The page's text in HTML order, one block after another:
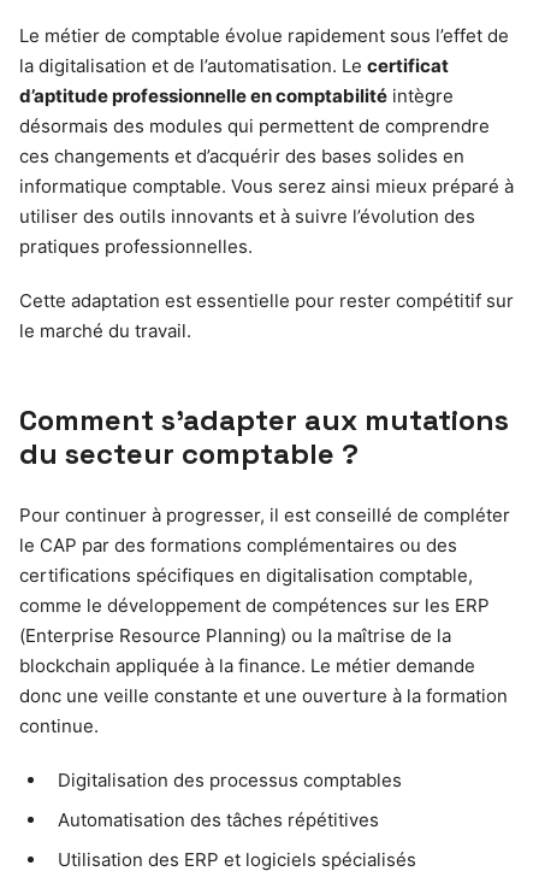
Le métier de comptable évolue rapidement sous l’effet de
la digitalisation et de l’automatisation. Le certificat
d’aptitude professionnelle en comptabilité intègre
désormais des modules qui permettent de comprendre
ces changements et d’acquérir des bases solides en
informatique comptable. Vous serez ainsi mieux préparé à
utiliser des outils innovants et à suivre l’évolution des
pratiques professionnelles.
Cette adaptation est essentielle pour rester compétitif sur
le marché du travail.
Comment s’adapter aux mutations
du secteur comptable ?
Pour continuer à progresser, il est conseillé de compléter
le CAP par des formations complémentaires ou des
certifications spécifiques en digitalisation comptable,
comme le développement de compétences sur les ERP
(Enterprise Resource Planning) ou la maîtrise de la
blockchain appliquée à la finance. Le métier demande
donc une veille constante et une ouverture à la formation
continue.
Digitalisation des processus comptables
Automatisation des tâches répétitives
Utilisation des ERP et logiciels spécialisés